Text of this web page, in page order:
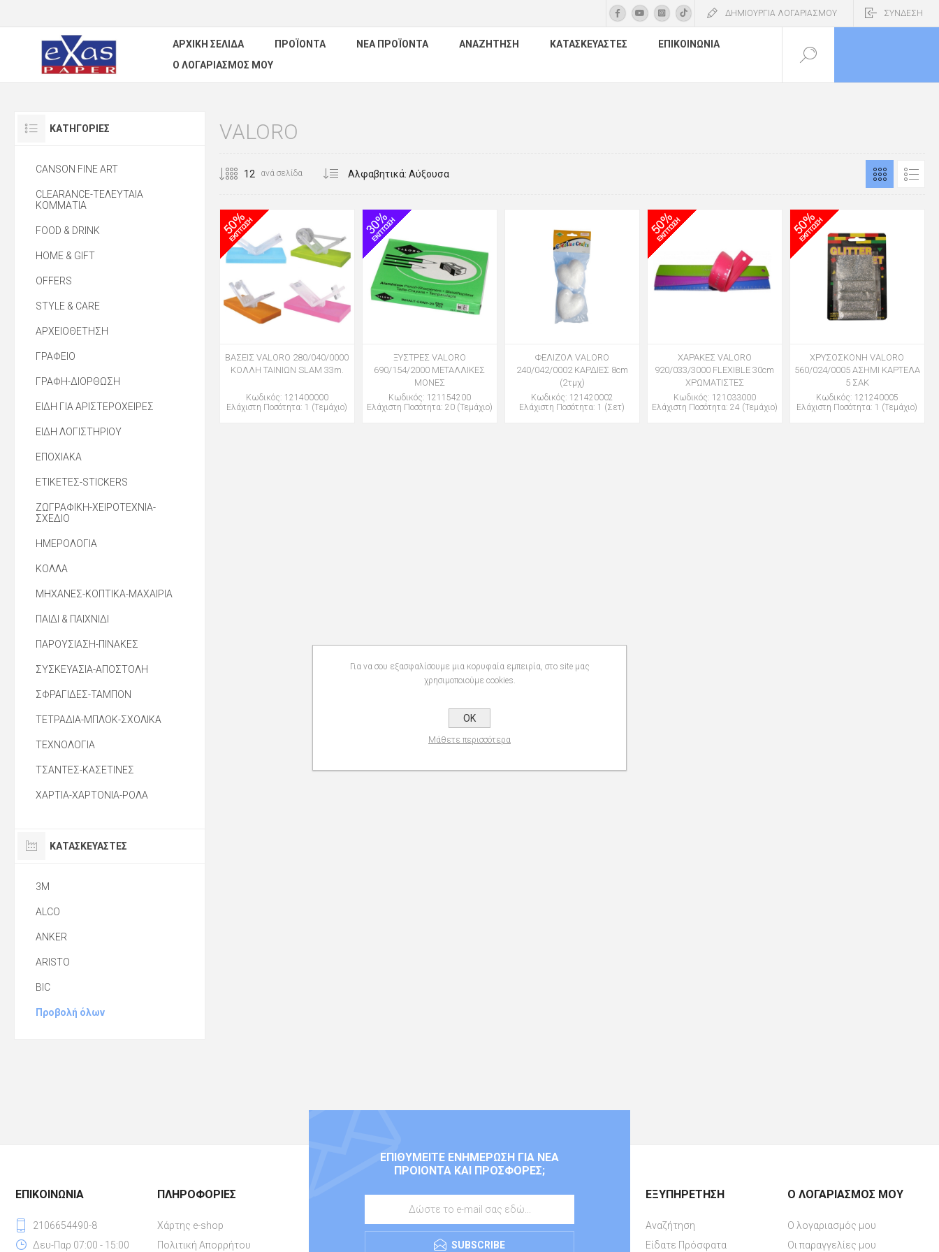
ΔΗΜΙΟΥΡΓΙΑ ΛΟΓΑΡΙΑΣΜΟΥ ΣΥΝΔΕΣΗ
ΑΡΧΙΚΉ ΣΕΛΊΔΑ ΠΡΟΪΌΝΤΑ ΝΈΑ ΠΡΟΪΌΝΤΑ ΑΝΑΖΉΤΗΣΗ ΚΑΤΑΣΚΕΥΑΣΤΈΣ
ΕΠΙΚΟΙΝΩΝΊΑ
Ο ΛΟΓΑΡΙΑΣΜΌΣ ΜΟΥ
VALORO
ανά σελίδα
ΒΑΣΕΙΣ VALORO 280/040/0000
ΚΟΛΛΗ ΤΑΙΝΙΩΝ SLAM 33m.
Κωδικός: 121400000
Ελάχιστη Ποσότητα: 1 (Τεμάχιο)
ΞΥΣΤΡΕΣ VALORO
690/154/2000 ΜΕΤΑΛΛΙΚΕΣ
ΜΟΝΕΣ
Κωδικός: 121154200
Ελάχιστη Ποσότητα: 20 (Τεμάχιο)
ΦΕΛΙΖΟΛ VALORO
240/042/0002 ΚΑΡΔΙΕΣ 8cm
(2τμχ)
Κωδικός: 121420002
Ελάχιστη Ποσότητα: 1 (Σετ)
ΧΑΡΑΚΕΣ VALORO
920/033/3000 FLEXIBLE 30cm
ΧΡΩΜΑΤΙΣΤΕΣ
Κωδικός: 121033000
Ελάχιστη Ποσότητα: 24 (Τεμάχιο)
ΧΡΥΣΟΣΚΟΝΗ VALORO
560/024/0005 ΑΣΗΜΙ ΚΑΡΤΕΛΑ
5 ΣΑΚ
Κωδικός: 121240005
Ελάχιστη Ποσότητα: 1 (Τεμάχιο)
ΚΑΤΗΓΟΡΊΕΣ
CANSON FINE ART
CLEARANCE-ΤΕΛΕΥΤΑΙΑ
ΚΟΜΜΑΤΙΑ
FOOD & DRINK
HOME & GIFT
OFFERS
STYLE & CARE
ΑΡΧΕΙΟΘΕΤΗΣΗ
ΓΡΑΦΕΙΟ
ΓΡΑΦΗ-ΔΙΟΡΘΩΣΗ
ΕΙΔΗ ΓΙΑ ΑΡΙΣΤΕΡΟΧΕΙΡΕΣ
ΕΙΔΗ ΛΟΓΙΣΤΗΡΙΟΥ
ΕΠΟΧΙΑΚΑ
ΕΤΙΚΕΤΕΣ-STICKERS
ΖΩΓΡΑΦΙΚΗ-ΧΕΙΡΟΤΕΧΝΙΑ-
ΣΧΕΔΙΟ
ΗΜΕΡΟΛΟΓΙΑ
ΚΟΛΛΑ
ΜΗΧΑΝΕΣ-ΚΟΠΤΙΚΑ-ΜΑΧΑΙΡΙΑ
ΠΑΙΔΙ & ΠΑΙΧΝΙΔΙ
ΠΑΡΟΥΣΙΑΣΗ-ΠΙΝΑΚΕΣ
ΣΥΣΚΕΥΑΣΙΑ-ΑΠΟΣΤΟΛΗ
ΣΦΡΑΓΙΔΕΣ-ΤΑΜΠΟΝ
ΤΕΤΡΑΔΙΑ-ΜΠΛΟΚ-ΣΧΟΛΙΚΑ
ΤΕΧΝΟΛΟΓΙΑ
ΤΣΑΝΤΕΣ-ΚΑΣΕΤΙΝΕΣ
ΧΑΡΤΙΑ-ΧΑΡΤΟΝΙΑ-ΡΟΛΑ
ΚΑΤΑΣΚΕΥΑΣΤΈΣ
3M
ALCO
ANKER
ARISTO
BIC
Προβολή όλων
ΕΠΙΘΥΜΕΊΤΕ ΕΝΗΜΈΡΩΣΗ ΓΙΑ ΝΈΑ
ΠΡΟΙΌΝΤΑ ΚΑΙ ΠΡΟΣΦΟΡΈΣ;
SUBSCRIBE
ΕΠΙΚΟΙΝΩΝΊΑ
2106654490-8
Δευ-Παρ 07:00 - 15:00
ΠΛΗΡΟΦΟΡΊΕΣ
Χάρτης e-shop
Πολιτική Απορρήτου
ΕΞΥΠΗΡΈΤΗΣΗ
Αναζήτηση
Είδατε Πρόσφατα
Ο ΛΟΓΑΡΙΑΣΜΌΣ ΜΟΥ
Ο λογαριασμός μου
Οι παραγγελίες μου
Για να σου εξασφαλίσουμε μια κορυφαία εμπειρία, στο site μας
χρησιμοποιούμε cookies.
OK
Μάθετε περισσότερα